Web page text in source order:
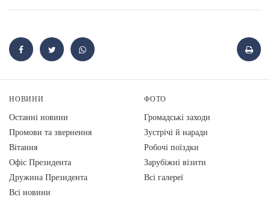
НОВИНИ
Останні новини
Промови та звернення
Вiтання
Офіс Президента
Дружина Президента
Всі новини
ФОТО
Громадські заходи
Зустрічі й наради
Робочі поїздки
Зарубіжні візити
Всі галереї